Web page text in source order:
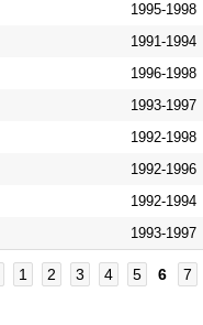
1995-1998
1991-1994
1996-1998
1993-1997
1992-1998
1992-1996
1992-1994
1993-1997
1 2 3 4 5 6 7